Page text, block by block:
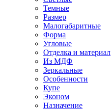
Темные
Размер
Малогабаритные
Форма
Угловые
Отделка и материал
Из МДФ
Зеркальные
Особенности
Купе
Эконом
Назначение